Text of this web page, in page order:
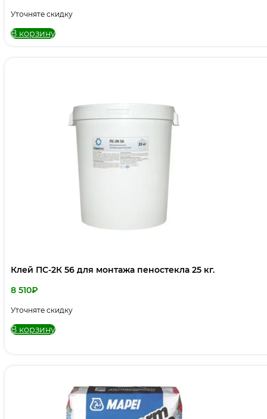
Уточняте скидку
В корзину
Клей ПС-2К 56 для монтажа пеностекла 25 кг.
8 510₽
Уточняте скидку
В корзину